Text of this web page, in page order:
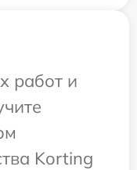
работ и
Korting